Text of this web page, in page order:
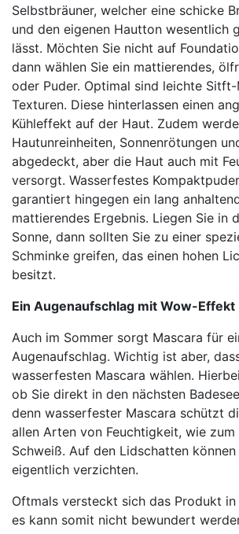
Selbstbräuner, welcher eine schicke
und den eigenen Hautton wesentlich
lässt. Möchten Sie nicht auf
dann wählen Sie ein mattierendes,
oder Puder. Optimal sind leichte
Texturen. Diese hinterlassen einen
Kühleffekt auf der Haut. Zudem
Hautunreinheiten, Sonnenrötungen
abgedeckt, aber die Haut auch mit
versorgt. Wasserfestes
garantiert hingegen ein lang
mattierendes Ergebnis. Liegen Sie in
Sonne, dann sollten Sie zu einer
Schminke greifen, das einen hohen
besitzt.
Ein Augenaufschlag mit Wow-Effekt
Auch im Sommer sorgt Mascara für
Augenaufschlag. Wichtig ist aber,
wasserfesten Mascara wählen.
ob Sie direkt in den nächsten
denn wasserfester Mascara schützt
allen Arten von Feuchtigkeit, wie zum
Schweiß. Auf den Lidschatten
eigentlich verzichten.
Oftmals versteckt sich das Produkt
es kann somit nicht bewundert